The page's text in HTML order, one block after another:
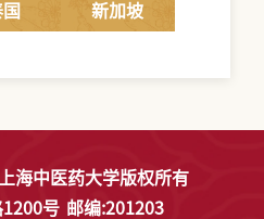
新加坡
海中医药大学版权所有
号 邮编:201203